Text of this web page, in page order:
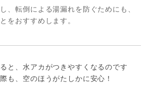
、転倒による湯漏れを防ぐためにも、
をおすすめします。
と、水アカがつきやすくなるのです
も、空のほうがたしかに安心！